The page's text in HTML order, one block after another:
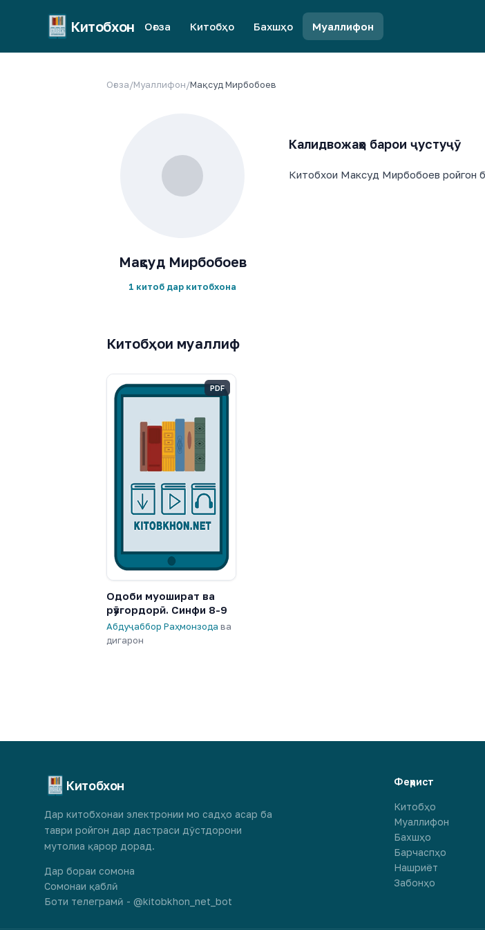
Китобхон Оғоза Китобҳо Бахшҳо Муаллифон
Оғоза/Муаллифон/Мақсуд Мирбобоев
Мақсуд Мирбобоев
1 китоб дар китобхона
Калидвожаҳо барои ҷустуҷӯ
Китобхои Максуд Мирбобоев ройгон
Китобҳои муаллиф
PDF
Одоби муошират ва
рӯзгордорӣ. Синфи 8-9
Абдуҷаббор Раҳмонзода ва
дигарон
Китобхон
Дар китобхонаи электронии мо садҳо асар ба
таври ройгон дар дастраси дӯстдорони
мутолиа қарор дорад.
Дар бораи сомона
Сомонаи қаблӣ
Боти телеграмӣ - @kitobkhon_net_bot
Феҳрист
Китобҳо
Муаллифон
Бахшҳо
Барчаспҳо
Нашриёт
Забонҳо